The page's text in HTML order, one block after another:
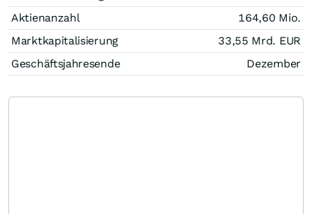
Aktienanzahl
164,60 Mio.
Marktkapitalisierung
33,55 Mrd. EUR
Geschäftsjahresende
Dezember